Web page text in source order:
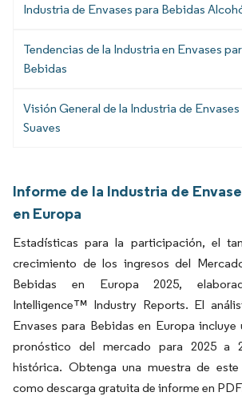
Industria de Envases para Bebidas
Tendencias de la Industria en Envases
Bebidas
Visión General de la Industria de
Suaves
Informe de la Industria de
en Europa
Estadísticas para la participación, el
crecimiento de los ingresos del
Bebidas en Europa 2025,
Intelligence™ Industry Reports. El
Envases para Bebidas en Europa
pronóstico del mercado para 2025 a
histórica. Obtenga una muestra de
como descarga gratuita de informe en